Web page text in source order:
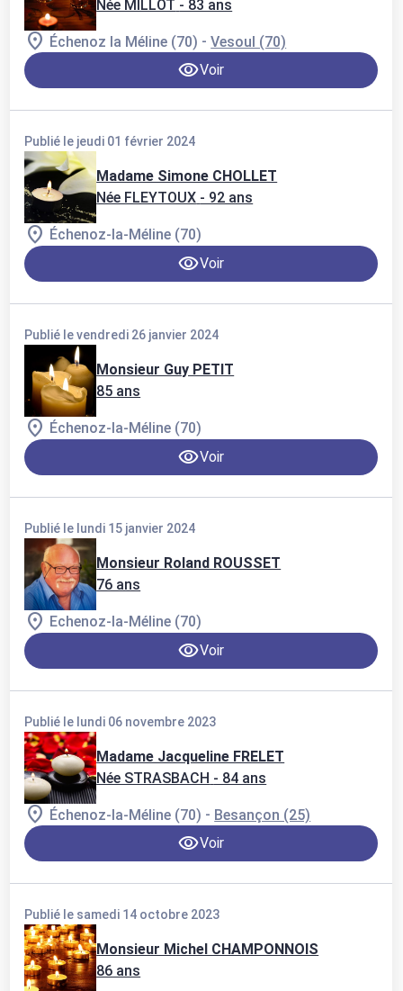
Née MILLOT - 83 ans
Échenoz la Méline (70) -Vesoul (70)
Voir
Publié le jeudi 01 février 2024
Madame Simone CHOLLET
Née FLEYTOUX - 92 ans
Échenoz-la-Méline (70)
Voir
Publié le vendredi 26 janvier 2024
Monsieur Guy PETIT
85 ans
Échenoz-la-Méline (70)
Voir
Publié le lundi 15 janvier 2024
Monsieur Roland ROUSSET
76 ans
Echenoz-la-Méline (70)
Voir
Publié le lundi 06 novembre 2023
Madame Jacqueline FRELET
Née STRASBACH - 84 ans
Échenoz-la-Méline (70) - Besançon (25)
Voir
Publié le samedi 14 octobre 2023
Monsieur Michel CHAMPONNOIS
86 ans